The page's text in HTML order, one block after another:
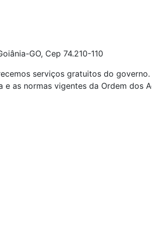
GO, Cep 74.210-110
serviços gratuitos do governo.
as normas vigentes da Ordem dos